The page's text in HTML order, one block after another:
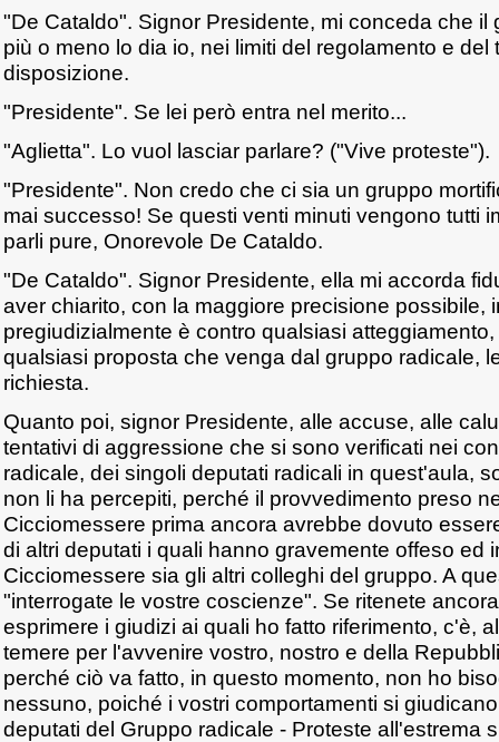
"De Cataldo". Signor Presidente, mi conceda che il
più o meno lo dia io, nei limiti del regolamento e del
disposizione.
"Presidente". Se lei però entra nel merito...
"Aglietta". Lo vuol lasciar parlare? ("Vive proteste").
"Presidente". Non credo che ci sia un gruppo
mai successo! Se questi venti minuti vengono tutti
parli pure, Onorevole De Cataldo.
"De Cataldo". Signor Presidente, ella mi accorda
aver chiarito, con la maggiore precisione possibile,
pregiudizialmente è contro qualsiasi
qualsiasi proposta che venga dal gruppo radicale,
richiesta.
Quanto poi, signor Presidente, alle accuse, alle
tentativi di aggressione che si sono verificati nei
radicale, dei singoli deputati radicali in quest'aula,
non li ha percepiti, perché il provvedimento preso
Cicciomessere prima ancora avrebbe dovuto
di altri deputati i quali hanno gravemente offeso ed
Cicciomessere sia gli altri colleghi del gruppo. A
"interrogate le vostre coscienze". Se ritenete
esprimere i giudizi ai quali ho fatto riferimento, c'è,
temere per l'avvenire vostro, nostro e della
perché ciò va fatto, in questo momento, non ho
nessuno, poiché i vostri comportamenti si
deputati del Gruppo radicale - Proteste all'estrema